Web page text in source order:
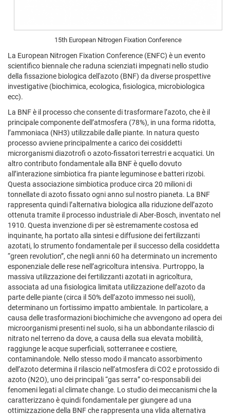
15th European Nitrogen Fixation Conference
La European Nitrogen Fixation Conference (ENFC) è un evento
scientifico biennale che raduna scienziati impegnati nello studio
della fissazione biologica dell'azoto (BNF) da diverse prospettive
investigative (biochimica, ecologica, fisiologica, microbiologica
ecc).
La BNF è il processo che consente di trasformare l’azoto, che è il
principale componente dell’atmosfera (78%), in una forma ridotta,
l’ammoniaca (NH3) utilizzabile dalle piante. In natura questo
processo avviene principalmente a carico dei cosiddetti
microrganismi diazotrofi o azoto-fissatori terrestri e acquatici. Un
altro contributo fondamentale alla BNF è quello dovuto
all’interazione simbiotica fra piante leguminose e batteri rizobi.
Questa associazione simbiotica produce circa 20 milioni di
tonnellate di azoto fissato ogni anno sul nostro pianeta. La BNF
rappresenta quindi l’alternativa biologica alla riduzione dell’azoto
ottenuta tramite il processo industriale di Aber-Bosch, inventato nel
1910. Questa invenzione di per sè estremamente costosa ed
inquinante, ha portato alla sintesi e diffusione dei fertilizzanti
azotati, lo strumento fondamentale per il successo della cosiddetta
“green revolution”, che negli anni 60 ha determinato un incremento
esponenziale delle rese nell’agricoltura intensiva. Purtroppo, la
massiva utilizzazione dei fertilizzanti azotati in agricoltura,
associata ad una fisiologica limitata utilizzazione dell’azoto da
parte delle piante (circa il 50% dell’azoto immesso nei suoli),
determinano un fortissimo impatto ambientale. In particolare, a
causa delle trasformazioni biochimiche che avvengono ad opera dei
microorganismi presenti nel suolo, si ha un abbondante rilascio di
nitrato nel terreno da dove, a causa della sua elevata mobilità,
raggiunge le acque superficiali, sotterranee e costiere,
contaminandole. Nello stesso modo il mancato assorbimento
dell’azoto determina il rilascio nell’atmosfera di CO2 e protossido di
azoto (N2O), uno dei principali “gas serra” co-responsabili dei
fenomeni legati al climate change. Lo studio dei meccanismi che la
caratterizzano è quindi fondamentale per giungere ad una
ottimizzazione della BNF che rappresenta una vlida alternativa